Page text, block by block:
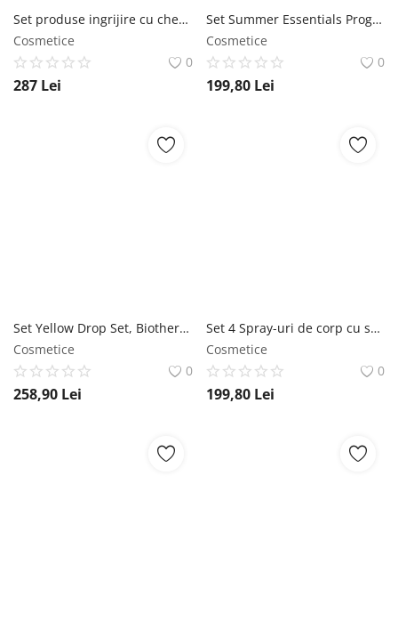
Set produse ingrijire cu cheratina pentru par degradat Keratin Abril et Nature (Sampon 250 ml, Masca 200 ml, Ser 100 ml) Abril et Nature
Cosmetice
0
287 Lei
Set Summer Essentials Program, Biotherm ( Gel 15 ml + Lapte corp 50 ml + Crema 40 ml ) Biotherm
Cosmetice
0
199,80 Lei
Set Yellow Drop Set, Biotherm ( Roll-on 75 ml + Lapte Corp 50 ml + Gel 15 ml + Crema fata 50 ml ) Biotherm
Cosmetice
0
258,90 Lei
Set 4 Spray-uri de corp cu sclipici, The Best Of Shimmer, Victoria's Secret Victoria's Secret
Cosmetice
0
199,80 Lei